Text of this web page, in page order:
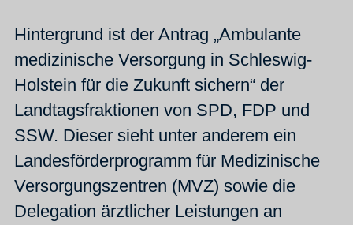
Hintergrund ist der Antrag „Ambulante
medizinische Versorgung in Schleswig-
Holstein für die Zukunft sichern“ der
Landtagsfraktionen von SPD, FDP und
SSW. Dieser sieht unter anderem ein
Landesförderprogramm für Medizinische
Versorgungszentren (MVZ) sowie die
Delegation ärztlicher Leistungen an